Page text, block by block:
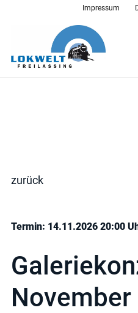
Impressum
zurück
Termin: 14.11.2026 20:00
November